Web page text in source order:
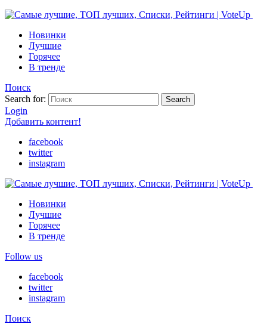
Новинки
Лучшие
Горячее
В тренде
Поиск
Search for:
Search
Login
Добавить контент!
facebook
twitter
instagram
Новинки
Лучшие
Горячее
В тренде
Follow us
facebook
twitter
instagram
Поиск